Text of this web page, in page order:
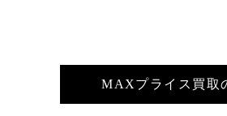
MAXプライス買取